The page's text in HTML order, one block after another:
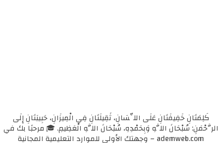
كَلِمَتَانِ خَفِيفَتَانِ عَلَى اللِّسَانِ، ثَقِيلَتَانِ فِي الْمِيزَانِ، حَبِيبَتَانِ إِلَى
الرَّحْمَنِ: سُبْحَانَ اللَّهِ وَبِحَمْدِهِ، سُبْحَانَ اللَّهِ الْعَظِيمِ. 🎓 مرحبًا بك في
ademweb.com – وجهتك الأولى للموارد التعليمية المجانية